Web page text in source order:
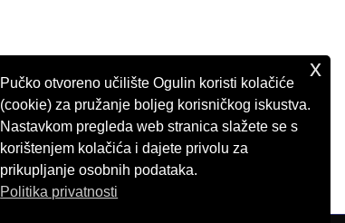
Pučko otvoreno učilište Ogulin koristi kolačiće
(cookie) za pružanje boljeg korisničkog iskustva.
Nastavkom pregleda web stranica slažete se s
korištenjem kolačića i dajete privolu za
prikupljanje osobnih podataka.
Politika privatnosti
x